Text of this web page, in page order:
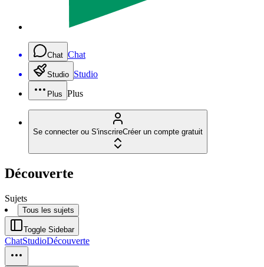
Chat Chat
Studio Studio
Plus Plus
Se connecter ou S'inscrireCréer un compte gratuit
Découverte
Sujets
Tous les sujets
Toggle Sidebar
ChatStudioDécouverte